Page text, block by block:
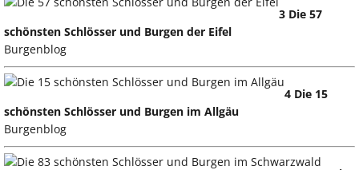
3 Die 57
schönsten Schlösser und Burgen der Eifel
Burgenblog
4 Die 15
schönsten Schlösser und Burgen im Allgäu
Burgenblog